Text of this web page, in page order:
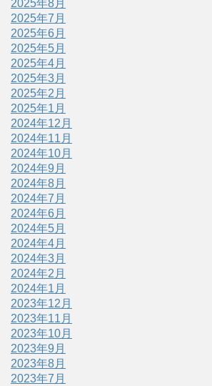
2025年8月
2025年7月
2025年6月
2025年5月
2025年4月
2025年3月
2025年2月
2025年1月
2024年12月
2024年11月
2024年10月
2024年9月
2024年8月
2024年7月
2024年6月
2024年5月
2024年4月
2024年3月
2024年2月
2024年1月
2023年12月
2023年11月
2023年10月
2023年9月
2023年8月
2023年7月